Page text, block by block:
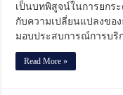
ศักยภาพ
โครง
ข่าย
เป็นบทพิสูจน์ในการยกร
กับความเปลี่ยนแปลงขอ
มอบประสบการณ์การบริ
Read More »